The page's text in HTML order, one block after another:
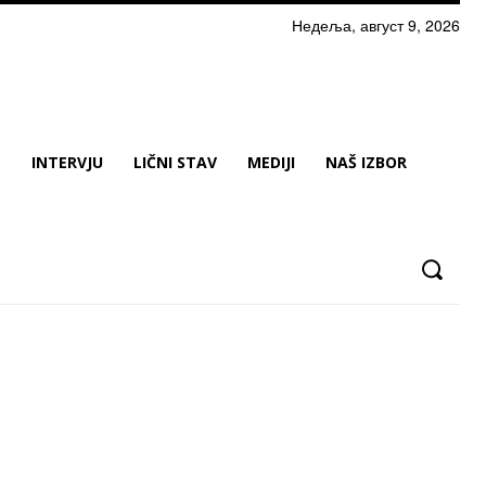
Недеља, август 9, 2026
INTERVJU LIČNI STAV MEDIJI NAŠ IZBOR